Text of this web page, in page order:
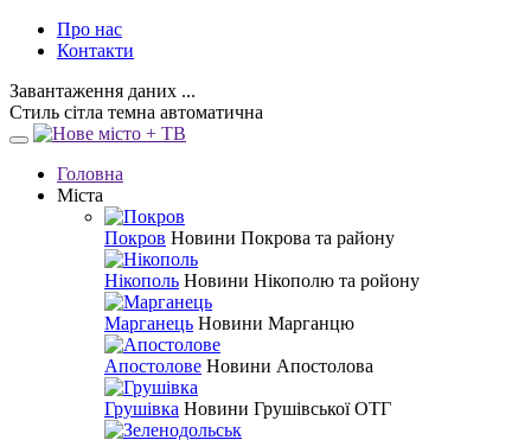
Про нас
Контакти
Завантаження даних ...
Стиль сітла темна автоматична
Головна
Міста
Покров Новини Покрова та району
Нікополь Новини Нікополю та ройону
Марганець Новини Марганцю
Апостолове Новини Апостолова
Грушівка Новини Грушівської ОТГ